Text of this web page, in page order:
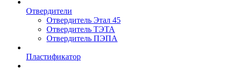
Отвердители
Отвердитель Этал 45
Отвердитель ТЭТА
Отвердитель ПЭПА
Пластификатор